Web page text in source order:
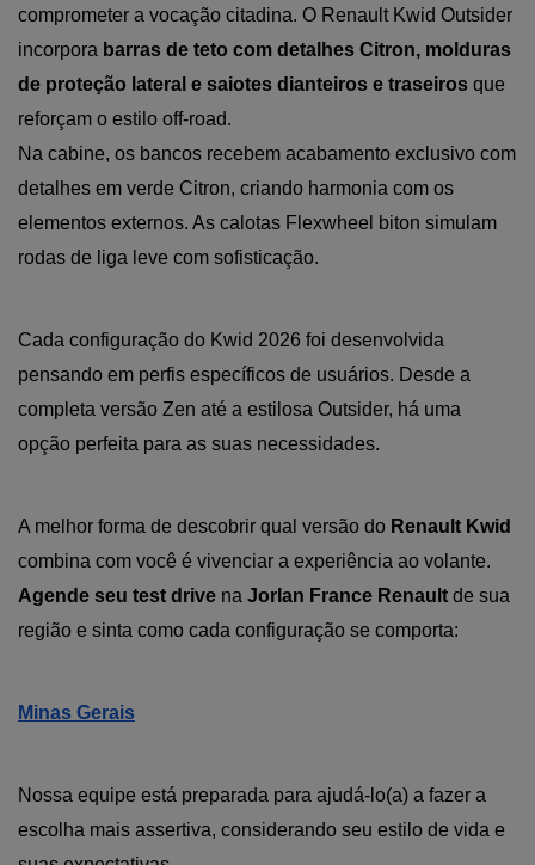
comprometer a vocação citadina. O Renault Kwid Outsider
incorpora barras de teto com detalhes Citron, molduras
de proteção lateral e saiotes dianteiros e traseiros que
reforçam o estilo off-road.
Na cabine, os bancos recebem acabamento exclusivo com
detalhes em verde Citron, criando harmonia com os
elementos externos. As calotas Flexwheel biton simulam
rodas de liga leve com sofisticação.
Cada configuração do Kwid 2026 foi desenvolvida
pensando em perfis específicos de usuários. Desde a
completa versão Zen até a estilosa Outsider, há uma
opção perfeita para as suas necessidades.
A melhor forma de descobrir qual versão do
Agende seu test drive na Jorlan France Renault de sua
região e sinta como cada configuração se comporta:
Minas Gerais
Nossa equipe está preparada para ajudá-lo(a) a fazer a
escolha mais assertiva, considerando seu estilo de vida e